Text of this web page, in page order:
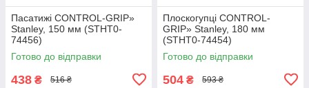
Пасатижі CONTROL-GRIP»
Stanley, 150 мм (STHT0-
74456)
Готово до відправки
438 ₴ 516 ₴
Плоскогупці CONTROL-
GRIP» Stanley, 180 мм
(STHT0-74454)
Готово до відправки
504 ₴ 593 ₴